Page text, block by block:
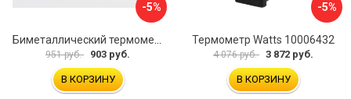
-5%
Биметаллический термометр BD ТБ 63Т/46 1161001031
951 руб. 903 руб.
В КОРЗИНУ
-5%
Термометр Watts 10006432
4 076 руб. 3 872 руб.
В КОРЗИНУ